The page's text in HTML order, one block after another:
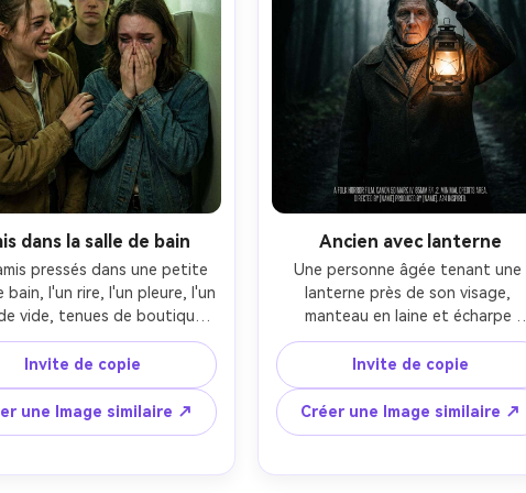
4:5
dans la salle de bain
pressés dans une petite
bain, l'un rire, l'un pleure, l'un
vide, tenues de boutique
et maquillage imparfait,
supérieure rude avec couleur
esthétique de l'affiche
brute, Sony A1 35mm
serrée mais avec
ombres naturelles, qualité
Invite de copie
une Image similaire ↗
Ancien avec lanterne
Une personne âgée tenant une
lanterne près de son visage,
manteau en laine et écharpe
tricotée, debout au bord d'un
chemin sombre de la forêt, lumière
de la lanterne sculptant un fort
contraste, humeur d'affiche
d'horreur folk inspirée par A24,
portrait centré avec un espace
Invite de copie
Créer une Image similaire ↗